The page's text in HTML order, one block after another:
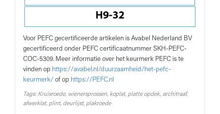
Voor PEFC gecertificeerde artikelen is Avabel Nederland BV
gecertificeerd onder PEFC certificaatnummer SKH-PEFC-
COC-5309. Meer informatie over het keurmerk PEFC is te
vinden op https://avabel.nl/duurzaamheid/het-pefc-
keurmerk/ of op https://PEFC.nl
Tags: Kruisroede, wienersprossen, koplat, platte opdek, architraaf,
afwerklat, plint, deurlijst, plakroede